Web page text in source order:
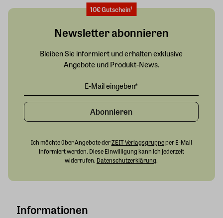
Informationen
10€ Gutschein¹
Newsletter abonnieren
Bleiben Sie informiert und erhalten exklusive
Angebote und Produkt-News.
Abonnieren
Ich möchte über Angebote derZEIT Verlagsgruppeper E-Mail
informiert werden. Diese Einwilligung kann ich jederzeit
widerrufen. Datenschutzerklärung.